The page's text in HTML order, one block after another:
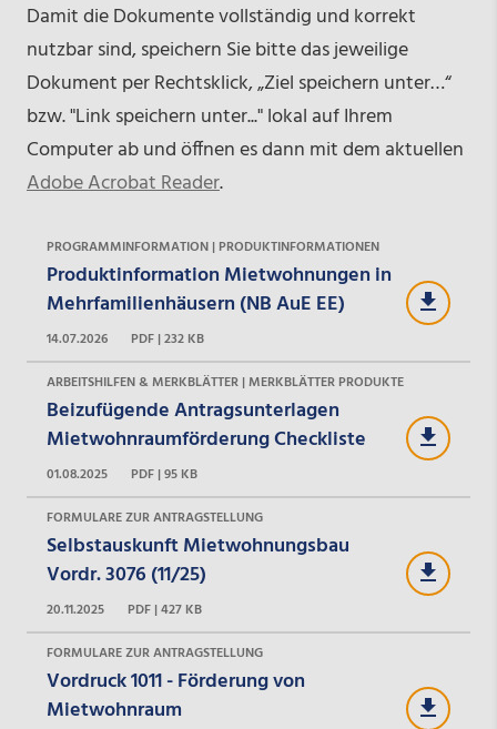
Damit die Dokumente vollständig und korrekt
nutzbar sind, speichern Sie bitte das jeweilige
Dokument per Rechtsklick, „Ziel speichern unter…“
bzw. "Link speichern unter..." lokal auf Ihrem
Computer ab und öffnen es dann mit dem aktuellen
Adobe Acrobat Reader.
PROGRAMMINFORMATION | PRODUKTINFORMATIONEN
Produktinformation Mietwohnungen in
Mehrfamilienhäusern (NB AuE EE)
14.07.2026
PDF | 232 KB
ARBEITSHILFEN & MERKBLÄTTER | MERKBLÄTTER PRODUKTE
Beizufügende Antragsunterlagen
Mietwohnraumförderung Checkliste
01.08.2025
PDF | 95 KB
FORMULARE ZUR ANTRAGSTELLUNG
Selbstauskunft Mietwohnungsbau
Vordr. 3076 (11/25)
20.11.2025
PDF | 427 KB
FORMULARE ZUR ANTRAGSTELLUNG
Vordruck 1011 - Förderung von
Mietwohnraum